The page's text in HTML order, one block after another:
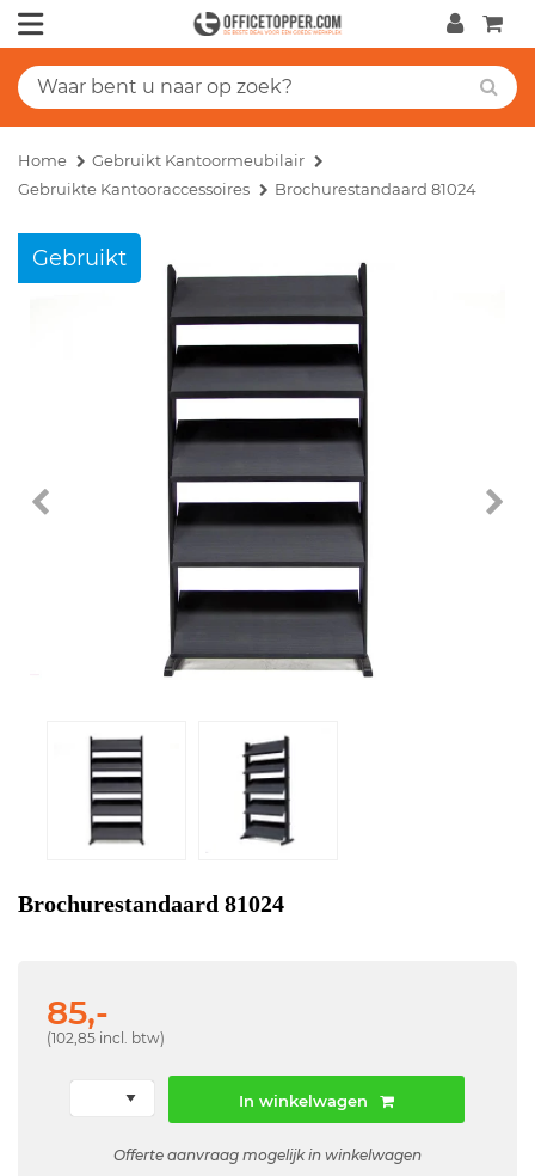
Home
Gebruikt Kantoormeubilair
Gebruikte Kantooraccessoires
Brochurestandaard 81024
Gebruikt
Brochurestandaard 81024
85,-
(102,85 incl. btw)
In winkelwagen
Offerte aanvraag mogelijk in winkelwagen